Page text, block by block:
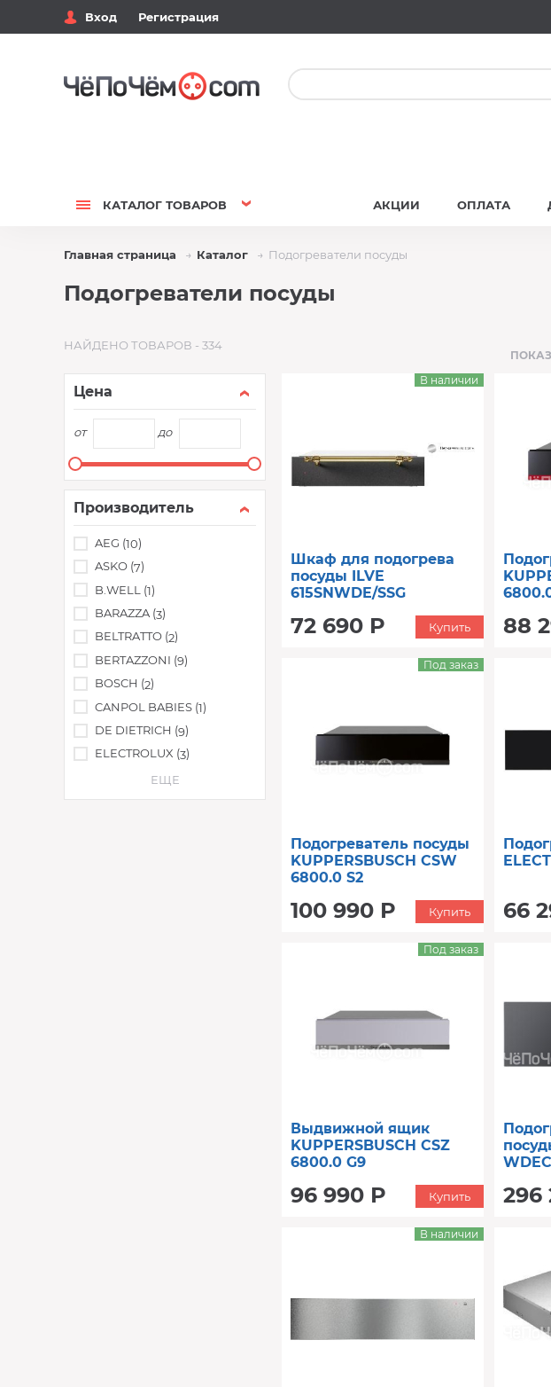
Вход Регистрация
КАТАЛОГ ТОВАРОВ АКЦИИ ОПЛАТА
Главная страница Каталог Подогреватели посуды
Подогреватели посуды
НАЙДЕНО ТОВАРОВ - 334
Цена
от до
Производитель
AEG (10)
ASKO (7)
B.WELL (1)
BARAZZA (3)
BELTRATTO (2)
BERTAZZONI (9)
BOSCH (2)
CANPOL BABIES (1)
DE DIETRICH (9)
ELECTROLUX (3)
ЕЩЕ
Шкаф для подогрева
посуды ILVE
615SNWDE/SSG
72 690 Р
В наличии
Купить 88
Подогреватель посуды
KUPPERSBUSCH CSW
6800.0 S2
100 990 Р
Под заказ
Купить 66
Выдвижной ящик
KUPPERSBUSCH CSZ
6800.0 G9
96 990 Р
Под заказ
Купить 296
В наличии